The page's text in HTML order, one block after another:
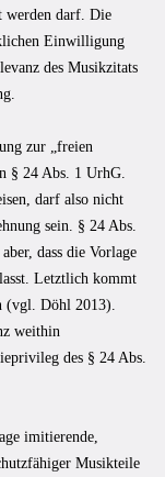
werden darf. Die
Einwilligung
des Musikzitats
zur „freien
§ 24 Abs. 1 UrhG.
darf also nicht
sein. § 24 Abs.
dass die Vorlage
Letztlich kommt
(vgl. Döhl 2013).
weit­hin
des § 24 Abs.
imitierende,
Musikteile